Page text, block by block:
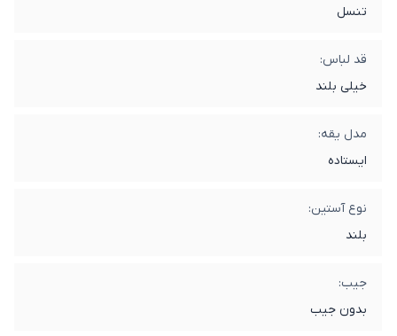
تنسل
قد لباس:
خیلی بلند
مدل یقه:
ایستاده
نوع آستین:
بلند
جیب:
بدون جیب